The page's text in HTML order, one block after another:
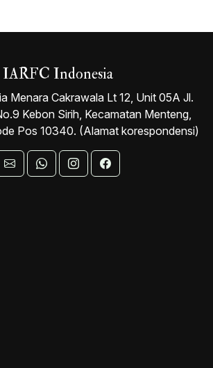
IARFC Indonesia
Menara Cakrawala Lt 12, Unit 05A Jl.
Kebon Sirih, Kecamatan Menteng,
Pos 10340. (Alamat korespondensi)